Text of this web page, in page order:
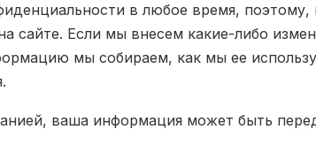
в любое время,
сайте. Если мы внесем какие-либо
мы собираем, как мы ее
ваша информация может быть